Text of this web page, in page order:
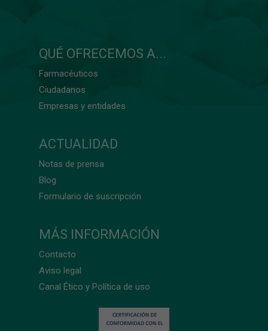
QUÉ OFRECEMOS A...
Farmacéuticos
Ciudadanos
Empresas y entidades
ACTUALIDAD
Notas de prensa
Blog
Formulario de suscripción
MÁS INFORMACIÓN
Contacto
Aviso legal
Canal Ético y Política de uso